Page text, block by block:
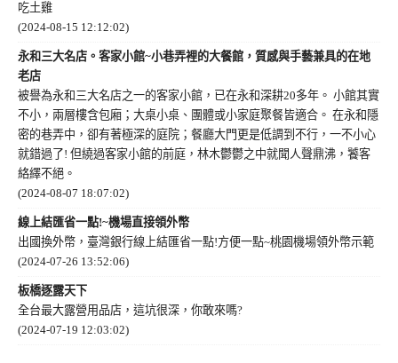
吃土雞
(2024-08-15 12:12:02)
永和三大名店。客家小館~小巷弄裡的大餐館，質感與手藝兼具的在地
老店
被譽為永和三大名店之一的客家小館，已在永和深耕20多年。 小館其實
不小，兩層樓含包廂；大桌小桌、團體或小家庭聚餐皆適合。 在永和隱
密的巷弄中，卻有著極深的庭院；餐廳大門更是低調到不行，一不小心
就錯過了! 但繞過客家小館的前庭，林木鬱鬱之中就聞人聲鼎沸，饕客
絡繹不絕。
(2024-08-07 18:07:02)
線上結匯省一點!~機場直接領外幣
出國換外幣，臺灣銀行線上結匯省一點!方便一點~桃園機場領外幣示範
(2024-07-26 13:52:06)
板橋逐露天下
全台最大露營用品店，這坑很深，你敢來嗎?
(2024-07-19 12:03:02)